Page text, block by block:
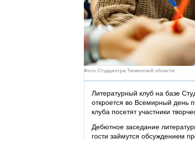
Фото Студцентра Тюменской области
Литературный клуб на базе
откроется во Всемирный день
клуба посетят участники
Дебютное заседание
гости займутся обсуждением